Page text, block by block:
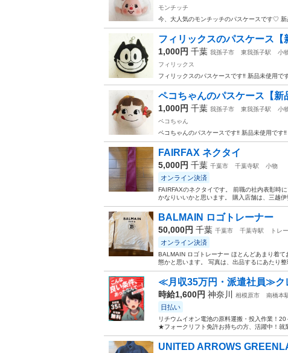
モンチッチ
今、大人気のモンチッチのパスケースです♡
フィリックスのパスケース【
1,000円 千葉 我孫子市 東我孫子駅
小
フィリックス
フィリックスのパスケースです‼️ 新品未使用で
ペコちゃんのパスケース【新
1,000円 千葉 我孫子市 東我孫子駅
小
ペコちゃん
ペコちゃんのパスケースです‼️ 新品未使用です‼️
FAIRFAX ネクタイ
5,000円 千葉 千葉市 千葉寺駅 小物
オンライン決済
FAIRFAXのネクタイです。 前職の社内表彰時
かなりいいかと思います。 購入店舗は、三越
BALMAIN ロゴトレーナー
50,000円 千葉 千葉市 千葉寺駅 トレ
オンライン決済
BALMAIN ロゴトレーナー ほとんどあまり着
態かと思います。 写真は、出品するにあたり
≪月収35万円・派遣社員≫ク
時給1,600円 神奈川 相模原市 南橋本
日払い
リチウムイオン電池の原料運搬・投入作業！
★フォークリフト免許お持ちの方、活躍中！
UNITED ARROWS